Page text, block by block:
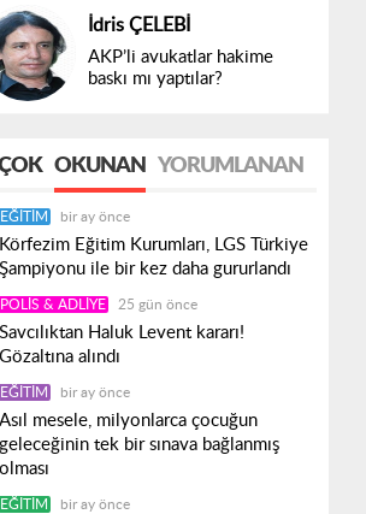
İdris ÇELEBİ
AKP’li avukatlar hakime
baskı mı yaptılar?
OKUNAN YORUMLANAN
EĞITIM bir ay önce
Körfezim Eğitim Kurumları, LGS Türkiye
Şampiyonu ile bir kez daha gururlandı
POLIS & ADLIYE 25 gün önce
Savcılıktan Haluk Levent kararı!
Gözaltına alındı
EĞITIM bir ay önce
Asıl mesele, milyonlarca çocuğun
geleceğinin tek bir sınava bağlanmış
olması
EĞITIM bir ay önce